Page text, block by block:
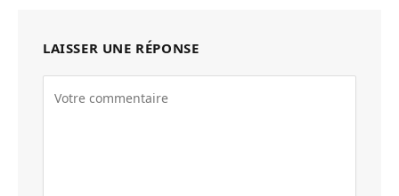
LAISSER UNE RÉPONSE